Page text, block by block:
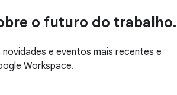
o futuro do trabalho.
e eventos mais recentes e
Workspace.